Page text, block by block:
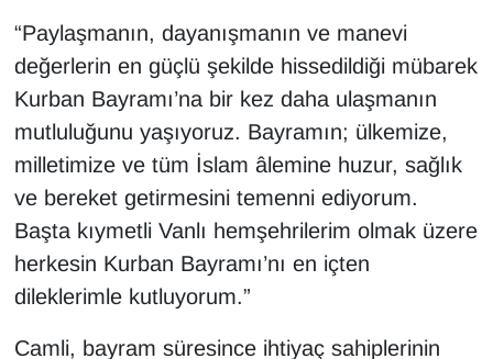
“Paylaşmanın, dayanışmanın ve manevi
değerlerin en güçlü şekilde hissedildiği mübarek
Kurban Bayramı’na bir kez daha ulaşmanın
mutluluğunu yaşıyoruz. Bayramın; ülkemize,
milletimize ve tüm İslam âlemine huzur, sağlık
ve bereket getirmesini temenni ediyorum.
Başta kıymetli Vanlı hemşehrilerim olmak üzere
herkesin Kurban Bayramı’nı en içten
dileklerimle kutluyorum.”
Camli, bayram süresince ihtiyaç sahiplerinin
Kadın
Kamu Alımları
Kim Kimdir?
Kültür & Sanat
KURDÎ